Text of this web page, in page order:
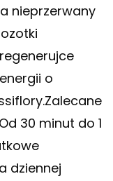
nieprzerwany
o
30 minut do 1
dziennej